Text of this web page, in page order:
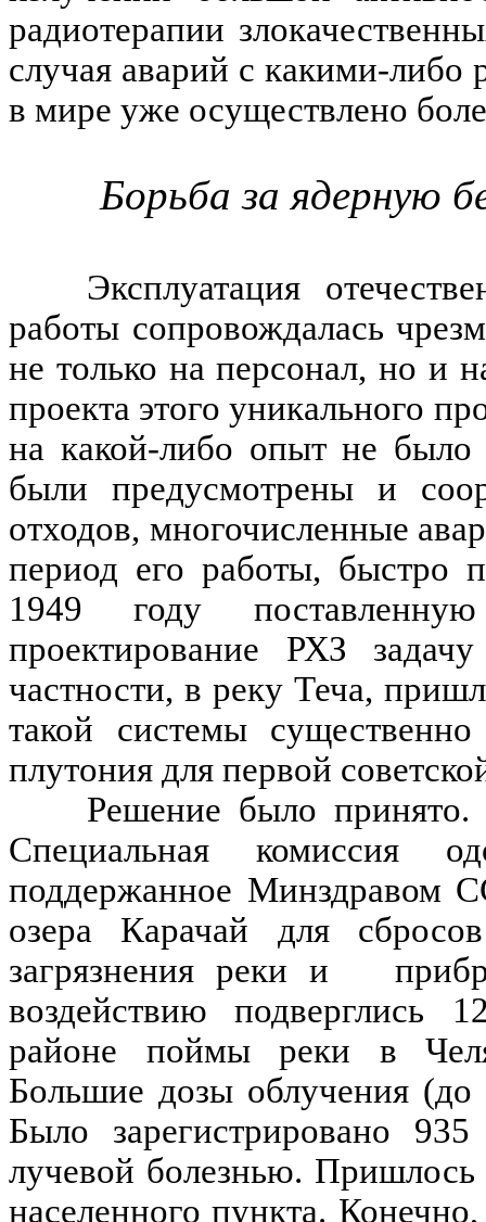
радиотерапии
случая аварий с какими-
в мире уже осуществлено
Борьба за ядерную
Эксплуатация
работы сопровождалась
не только на персонал, но и
проекта этого уникального
на какой-либо опыт не
были предусмотрены и
отходов, многочисленные
период его работы, быстро
1949 году
проектирование РХЗ
частности, в реку Теча,
такой системы
плутония для первой
Решение было принято.
Специальная комиссия
поддержанное Минздравом
озера Карачай для
загрязнения реки и
воздействию
районе поймы реки в
Большие дозы облучения
Было зарегистрировано
лучевой болезнью. Пришлось
населенного пункта.